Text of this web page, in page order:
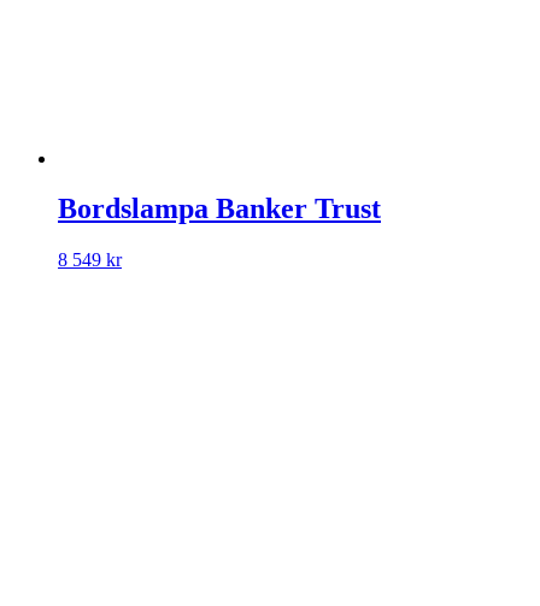
Bordslampa Banker Trust
8 549 kr